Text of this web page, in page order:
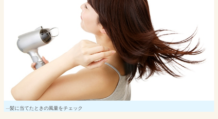
髪に当てたときの風量をチェック